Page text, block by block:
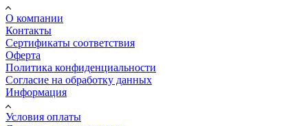
О компании
Контакты
Сертификаты соответствия
Оферта
Политика конфиденциальности
Согласие на обработку данных
Информация
Условия оплаты